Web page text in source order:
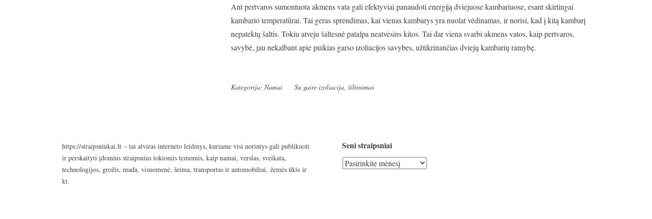
Ant pertvaros sumontuota akmens vata gali efektyviai panaudoti energiją dviejuose kambariuose, esant skirtingai
kambario temperatūrai. Tai geras sprendimas, kai vienas kambarys yra nuolat vėdinamas, ir norisi, kad į kitą kambarį
nepatektų šaltis. Tokiu atveju šaltesnė patalpa neatvėsins kitos. Tai dar viena svarbi akmens vatos, kaip pertvaros,
savybė, jau nekalbant apie puikias garso izoliacijos savybes, užtikrinančias dviejų kambarių ramybę.
Kategorija:Namai Su gaire izoliacija, šiltinimas
https://straipsniukai.lt – tai atviras interneto leidinys, kuriame visi norintys gali publikuoti
ir perskaityti įdomius straipsnius tokiomis temomis, kaip namai, verslas, sveikata,
technologijos, grožis, mada, visuomenė, šeima, transportas ir automobiliai, žemės ūkis ir
kt.
Seni straipsniai
Seni